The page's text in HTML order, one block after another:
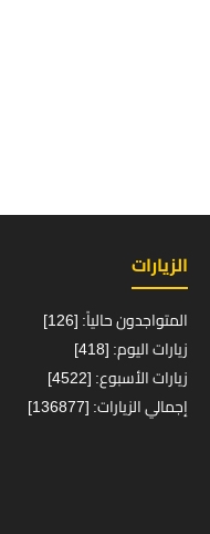
الزيارات
المتواجدون حالياً: [126]
زيارات اليوم: [418]
زيارات الأسبوع: [4522]
إجمالي الزيارات: [136877]